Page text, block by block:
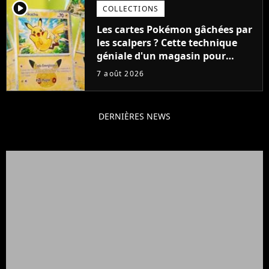
player2 COLLECTIONS
Les cartes Pokémon gâchées par
les scalpers ? Cette technique
géniale d'un magasin pour
ruiner les revendeurs
7 août 2026
DERNIÈRES NEWS